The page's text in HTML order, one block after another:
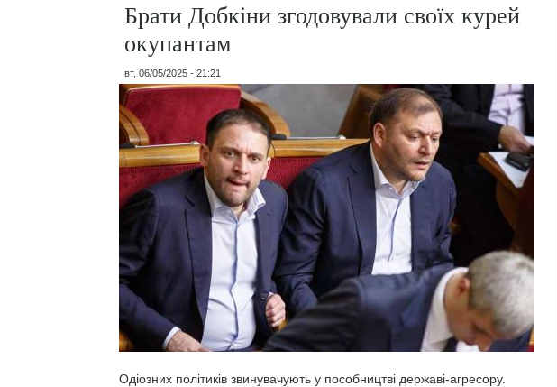
Брати Добкіни згодовували своїх курей
окупантам
вт, 06/05/2025 - 21:21
Одіозних політиків звинувачують у пособництві державі-агресору.